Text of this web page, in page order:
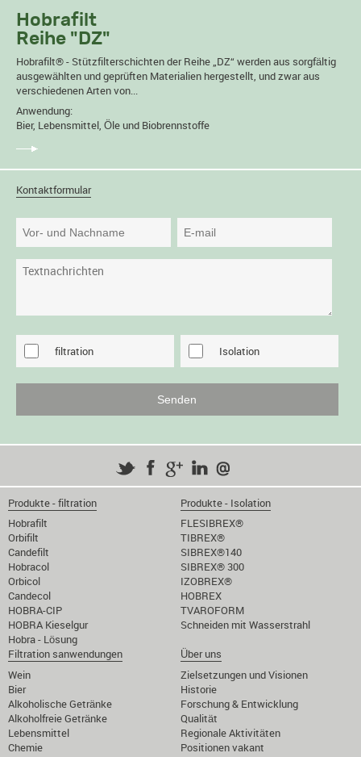
Hobrafilt
Reihe "DZ"
Hobrafilt® - Stützfilterschichten der Reihe „DZ“ werden aus sorgfältig
ausgewählten und geprüften Materialien hergestellt, und zwar aus
verschiedenen Arten von...
Anwendung:
Bier, Lebensmittel, Öle und Biobrennstoffe
Kontaktformular
filtration Isolation
Produkte - filtration
Hobrafilt
Orbifilt
Candefilt
Hobracol
Orbicol
Candecol
HOBRA-CIP
HOBRA Kieselgur
Hobra - Lösung
Produkte - Isolation
FLESIBREX®
TIBREX®
SIBREX®140
SIBREX® 300
IZOBREX®
HOBREX
TVAROFORM
Schneiden mit Wasserstrahl
Filtration sanwendungen
Wein
Bier
Alkoholische Getränke
Alkoholfreie Getränke
Lebensmittel
Chemie
Über uns
Zielsetzungen und Visionen
Historie
Forschung & Entwicklung
Qualität
Regionale Aktivitäten
Positionen vakant